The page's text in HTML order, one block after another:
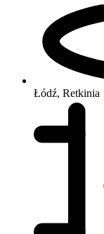
Łódź, Retkinia